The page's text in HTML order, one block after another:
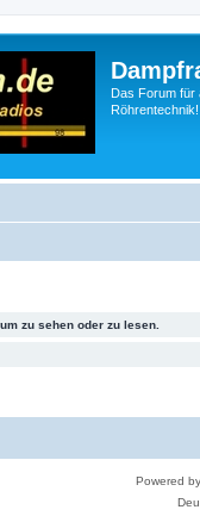
Das Forum für
Röhrentechnik!
zu sehen oder zu lesen.
Powered by